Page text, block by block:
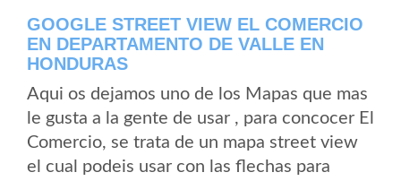
GOOGLE STREET VIEW EL COMERCIO
EN DEPARTAMENTO DE VALLE EN
HONDURAS
Aqui os dejamos uno de los Mapas que mas
le gusta a la gente de usar , para concocer El
Comercio, se trata de un mapa street view
el cual podeis usar con las flechas para